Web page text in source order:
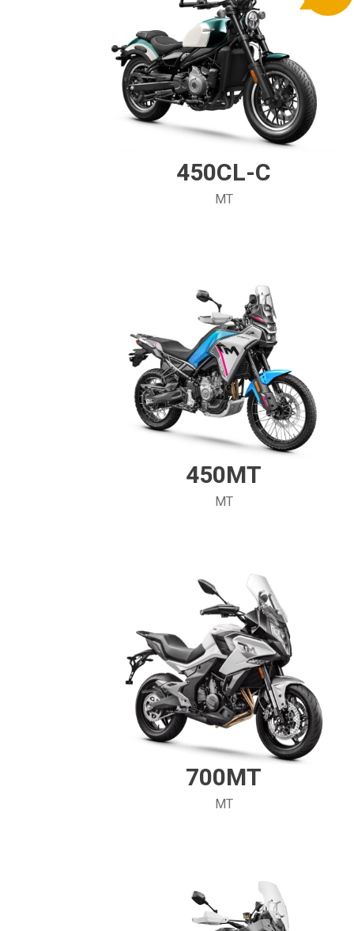
450CL-C
MT
450MT
MT
700MT
MT